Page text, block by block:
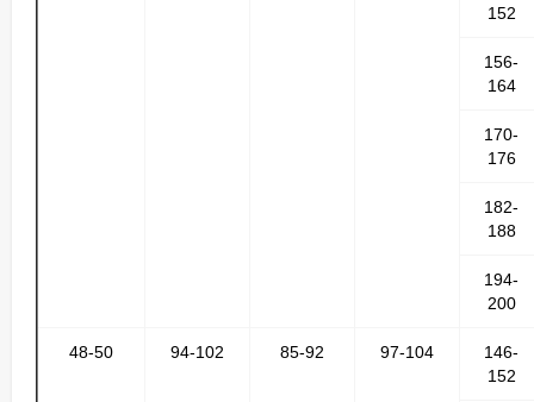
152
156-
164
170-
176
182-
188
194-
200
48-50 94-102 85-92 97-104
146-
152